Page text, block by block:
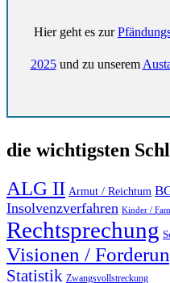
Hier geht es zur
2025und zu unserem
die wichtigsten
ALG II Armut / Reichtum
Insolvenzverfahren Kinder /
Rechtsprechung
Visionen /
Statistik Zwangsvollstreckung